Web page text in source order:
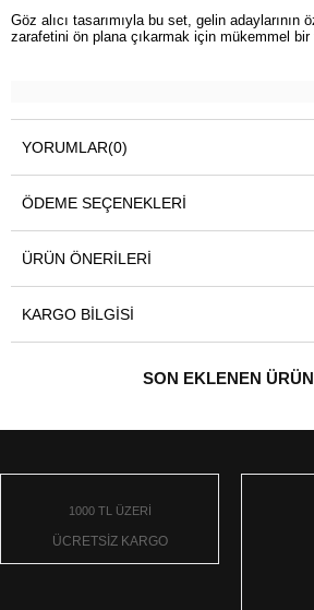
Göz alıcı tasarımıyla bu set, gelin adaylarının
zarafetini ön plana çıkarmak için mükemmel bir
YORUMLAR(0)
ÖDEME SEÇENEKLERI
ÜRÜN ÖNERILERI
KARGO BILGISI
SON EKLENEN
1000 TL ÜZERİ
ÜCRETSİZ KARGO